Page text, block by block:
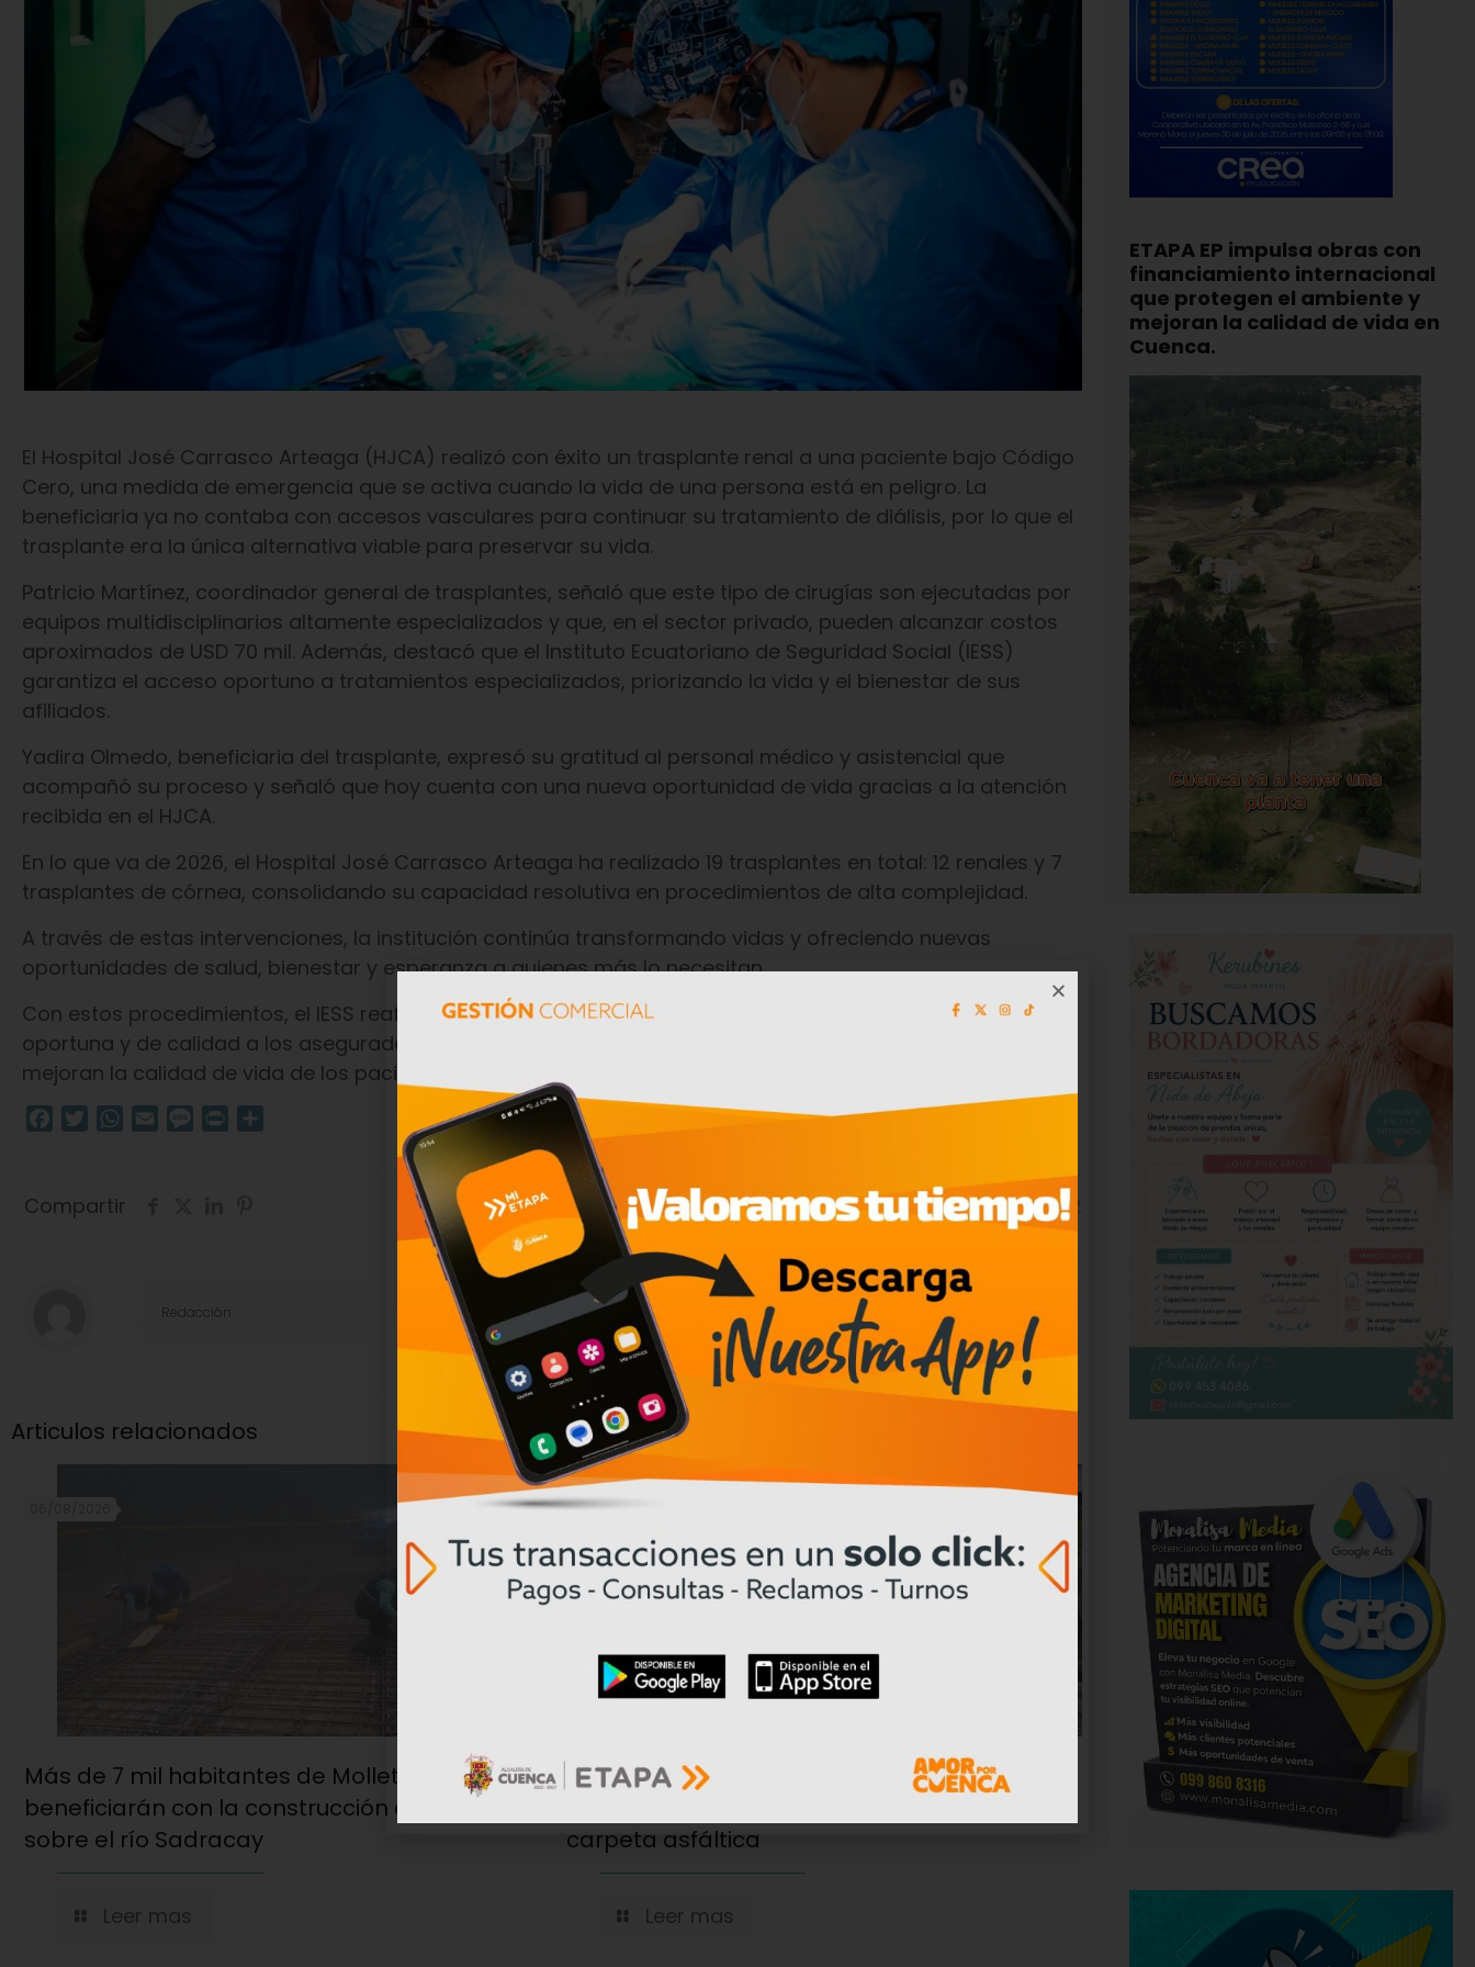
El Hospital José Carrasco Arteaga (HJCA) realizó con éxito un trasplante renal a una paciente bajo Código
Cero, una medida de emergencia que se activa cuando la vida de una persona está en peligro. La
beneficiaria ya no contaba con accesos vasculares para continuar su tratamiento de diálisis, por lo que el
trasplante era la única alternativa viable para preservar su vida.
Patricio Martínez, coordinador general de trasplantes, señaló que este tipo de cirugías son ejecutadas por
equipos multidisciplinarios altamente especializados y que, en el sector privado, pueden alcanzar costos
aproximados de USD 70 mil. Además, destacó que el Instituto Ecuatoriano de Seguridad Social (IESS)
garantiza el acceso oportuno a tratamientos especializados, priorizando la vida y el bienestar de sus
afiliados.
Yadira Olmedo, beneficiaria del trasplante, expresó su gratitud al personal médico y asistencial que
acompañó su proceso y señaló que hoy cuenta con una nueva oportunidad de vida gracias a la atención
recibida en el HJCA.
En lo que va de 2026, el Hospital José Carrasco Arteaga ha realizado 19 trasplantes en total: 12 renales y 7
trasplantes de córnea, consolidando su capacidad resolutiva en procedimientos de alta complejidad.
A través de estas intervenciones, la institución continúa transformando vidas y ofreciendo nuevas
oportunidades de salud, bienestar y esperanza a quienes más lo necesitan.
Con estos procedimientos, el IESS reafirma su compromiso de brindar atención médica especializada,
oportuna y de calidad a los asegurados, fortaleciendo el acceso a tratamientos de alta complejidad que
mejoran la calidad de vida de los pacientes.
Facebook
TwitterWhatsApp
Email Message
Print
Compartir 2
Redacción
Articulos relacionados
Más de 7 mil habitantes de Molleturo se
beneficiarán con la construcción del puente
sobre el río Sadracay
Leer mas
04/08/2026
Prefectura del Azuay prepara la vía antigua
carpeta asfáltica
Leer mas
ETAPA EP impulsa obras con
financiamiento internacional
que protegen el ambiente y
mejoran la calidad de vida en
Cuenca.